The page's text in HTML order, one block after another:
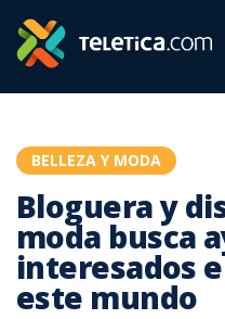
BELLEZA Y MODA
Bloguera y
moda busca
interesados
este mundo